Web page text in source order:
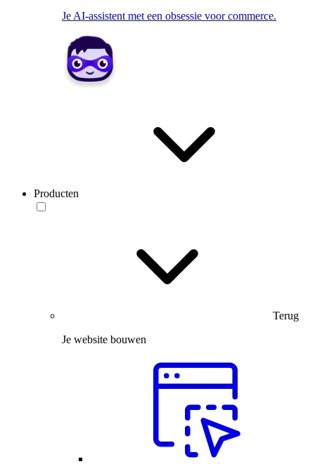
Je AI-assistent met een obsessie voor commerce.
Producten
Terug
Je website bouwen